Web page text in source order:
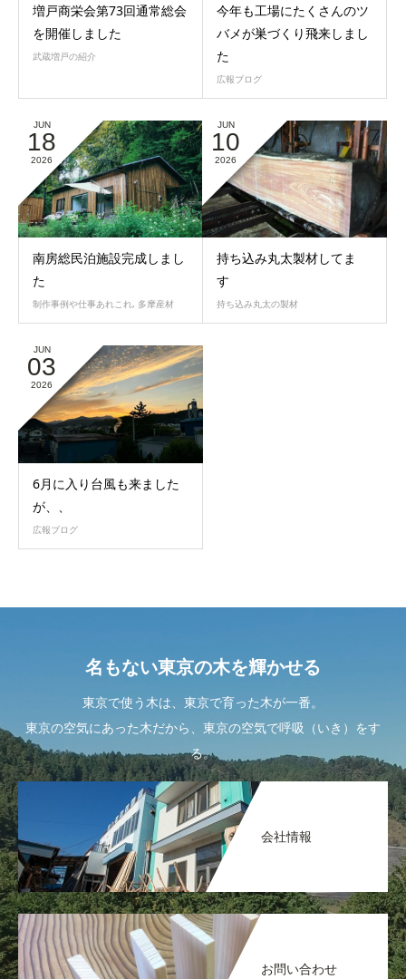
増戸商栄会第73回通常総会
を開催しました
武蔵増戸の紹介
今年も工場にたくさんのツ
バメが巣づくり飛来しまし
た
広報ブログ
JUN
18
2026
南房総民泊施設完成しまし
た
制作事例や仕事あれこれ, 多摩産材
JUN
10
2026
持ち込み丸太製材してま
す
持ち込み丸太の製材
JUN
03
2026
6月に入り台風も来ました
が、、
広報ブログ
名もない東京の木を輝かせる
東京で使う木は、東京で育った木が一番。
東京の空気にあった木だから、東京の空気で呼吸（いき）をす
る。
会社情報
お問い合わせ